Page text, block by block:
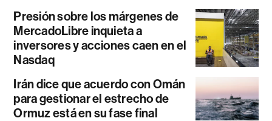
Presión sobre los márgenes de
MercadoLibre inquieta a
inversores y acciones caen en el
Nasdaq
Irán dice que acuerdo con Omán
para gestionar el estrecho de
Ormuz está en su fase final